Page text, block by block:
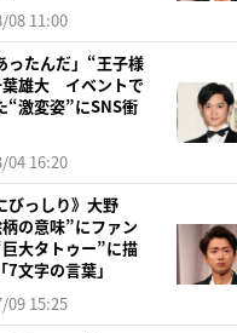
08 11:00
ったんだ」“王子様
雄大 イベントで
“激変姿”にSNS衝
04 16:20
びっしり》大野
の意味”にファン
大タトゥー”に描
7文字の言葉」
09 15:25